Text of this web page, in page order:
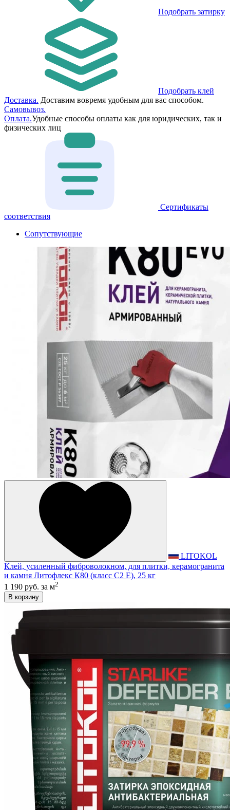
Подобрать затирку
Подобрать клей
Доставка. Доставим вовремя удобным для вас способом.
Самовывоз.
Оплата.Удобные способы оплаты как для юридических, так и
физических лиц
Сертификаты
соответствия
Сопутствующие
LITOKOL
Клей, усиленный фиброволокном, для плитки, керамогранита
и камня Литофлекс К80 (класс С2 E), 25 кг
1 190 руб. за м2
В корзину